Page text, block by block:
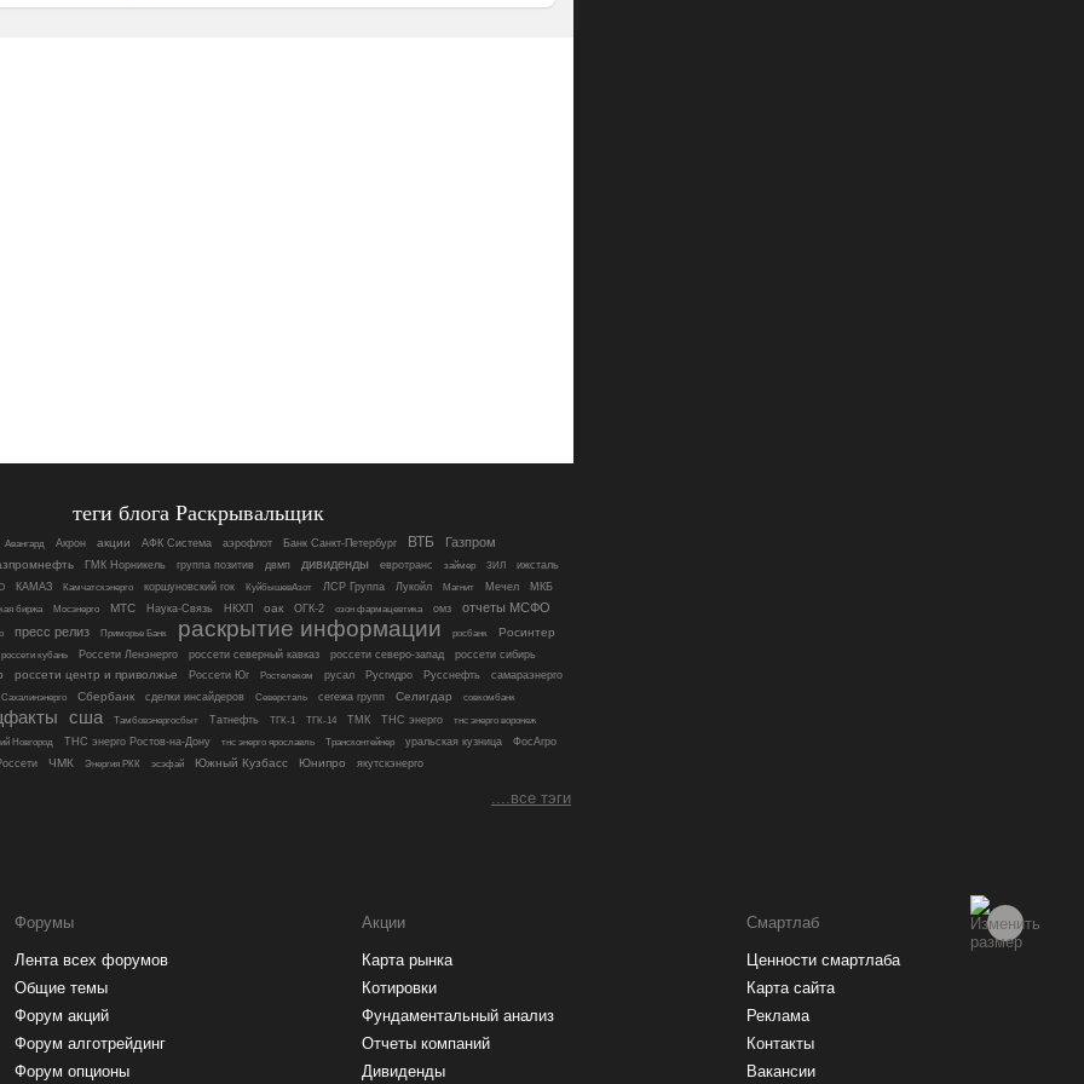
теги блога Раскрывальщик
Авангард Акрон акции АФК Система аэрофлот Банк Санкт-Петербург ВТБ Газпром
ГМК Норникель группа позитив двмп дивиденды евротранс займер ЗИЛ
ижсталь
КАМАЗ Камчатскэнерго коршуновский гок КуйбышевАзот ЛСР Группа Лукойл Магнит Мечел МКБ
биржа Мосэнерго МТС Наука-Связь НКХП оак ОГК-2 озон фармацевтика омз отчеты МСФО
пресс релиз Приморье Банк раскрытие информации росбанк Росинтер
россети кубань Россети Ленэнерго россети северный кавказ россети северо-запад россети сибирь
россети центр и приволжье Россети Юг Ростелеком русал Русгидро Русснефть
самараэнерго
Сахалинэнерго Сбербанк сделки инсайдеров Северсталь сегежа групп Селигдар совкомбанк
сша Тамбовэнергосбыт Татнефть ТГК-1 ТГК-14 ТМК ТНС энерго
тнс энерго воронеж
Новгород ТНС энерго Ростов-на-Дону тнс энерго ярославль Трансконтейнер уральская кузница
ФосАгро
ЧМК Энергия РКК эсэфай Южный Кузбасс Юнипро якутскэнерго
....все тэги
Форумы
Лента всех форумов
Общие темы
Форум акций
Форум алготрейдинг
Форум опционы
Акции
Карта рынка
Котировки
Фундаментальный анализ
Отчеты компаний
Дивиденды
Смартлаб
Ценности смартлаба
Карта сайта
Реклама
Контакты
Вакансии